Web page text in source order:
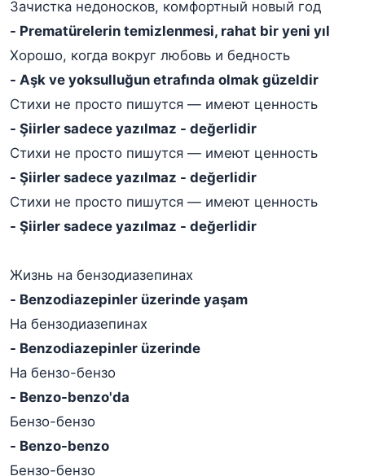
Зачистка недоносков, комфортный новый год
- Prematürelerin temizlenmesi, rahat bir yeni yıl
Хорошо, когда вокруг любовь и бедность
- Aşk ve yoksulluğun etrafında olmak güzeldir
Стихи не просто пишутся — имеют ценность
- Şiirler sadece yazılmaz - değerlidir
Стихи не просто пишутся — имеют ценность
- Şiirler sadece yazılmaz - değerlidir
Стихи не просто пишутся — имеют ценность
- Şiirler sadece yazılmaz - değerlidir
Жизнь на бензодиазепинах
- Benzodiazepinler üzerinde yaşam
На бензодиазепинах
- Benzodiazepinler üzerinde
На бензо-бензо
- Benzo-benzo'da
Бензо-бензо
- Benzo-benzo
Бензо-бензо